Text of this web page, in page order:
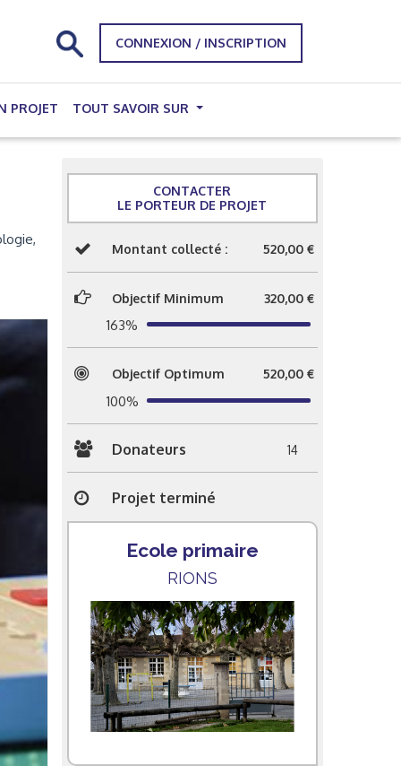
CONNEXION / INSCRIPTION
PROJET TOUT SAVOIR SUR
CONTACTER
LE PORTEUR DE PROJET
Montant collecté : 520,00 €
Objectif Minimum 320,00 €
163%
Objectif Optimum 520,00 €
100%
Donateurs 14
Projet terminé
Ecole primaire
RIONS